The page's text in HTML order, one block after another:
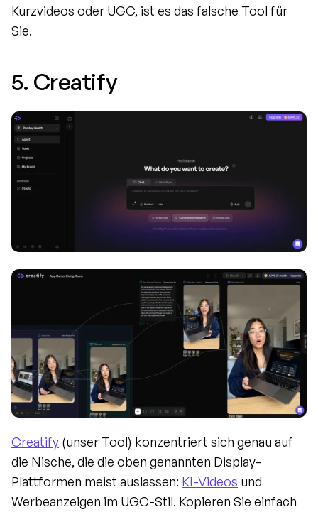
Kurzvideos oder UGC, ist es das falsche Tool für
Sie.
5. Creatify
Creatify (unser Tool) konzentriert sich genau auf
die Nische, die die oben genannten Display-
Plattformen meist auslassen: KI-Videos und
Werbeanzeigen im UGC-Stil. Kopieren Sie einfach